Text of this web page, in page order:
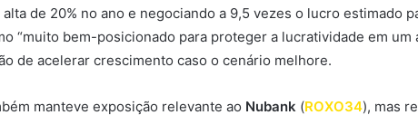
de 20% no ano e negociando a 9,5 vezes o lucro estimado
“muito bem-posicionado para proteger a lucratividade em um
de acelerar crescimento caso o cenário melhore.
manteve exposição relevante ao Nubank (ROXO34), mas